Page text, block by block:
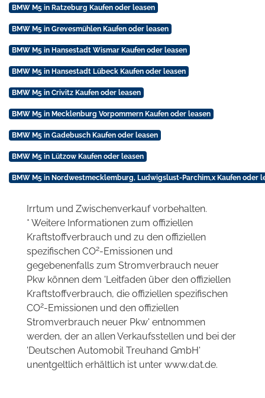
BMW M5 in Ratzeburg Kaufen oder leasen
BMW M5 in Grevesmühlen Kaufen oder leasen
BMW M5 in Hansestadt Wismar Kaufen oder leasen
BMW M5 in Hansestadt Lübeck Kaufen oder leasen
BMW M5 in Crivitz Kaufen oder leasen
BMW M5 in Mecklenburg Vorpommern Kaufen oder leasen
BMW M5 in Gadebusch Kaufen oder leasen
BMW M5 in Lützow Kaufen oder leasen
BMW M5 in Nordwestmecklemburg, Ludwigslust-Parchim,x Kaufen oder
Irrtum und Zwischenverkauf vorbehalten.
* Weitere Informationen zum offiziellen
Kraftstoffverbrauch und zu den offiziellen
spezifischen CO2-Emissionen und
gegebenenfalls zum Stromverbrauch neuer
Pkw können dem 'Leitfaden über den offiziellen
Kraftstoffverbrauch, die offiziellen spezifischen
CO2-Emissionen und den offiziellen
Stromverbrauch neuer Pkw' entnommen
werden, der an allen Verkaufsstellen und bei der
'Deutschen Automobil Treuhand GmbH'
unentgeltlich erhältlich ist unter www.dat.de.